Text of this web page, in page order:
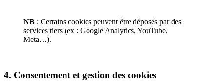
NB : Certains cookies peuvent être déposés par des
services tiers (ex : Google Analytics, YouTube,
Meta…).
4. Consentement et gestion des cookies